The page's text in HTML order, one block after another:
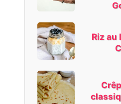
Riz au